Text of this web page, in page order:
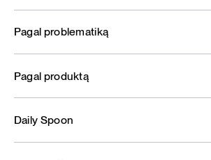
Pagal problematiką
Pagal produktą
Daily Spoon